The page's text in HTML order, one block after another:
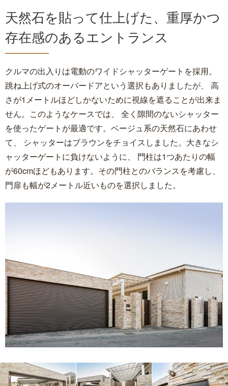
天然石を貼って仕上げた、重厚かつ
存在感のあるエントランス
クルマの出入りは電動のワイドシャッターゲートを採用。
跳ね上げ式のオーバードアという選択もありましたが、 高
さが1メートルほどしかないために視線を遮ることが出来ま
せん。このようなケースでは、 全く隙間のないシャッター
を使ったゲートが最適です。ベージュ系の天然石にあわせ
て、 シャッターはブラウンをチョイスしました。大きなシ
ャッターゲートに負けないように、 門柱は1つあたりの幅
が60cmほどもあります。その門柱とのバランスを考慮し、
門扉も幅が2メートル近いものを選択しました。